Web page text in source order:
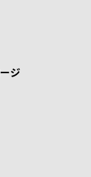
ジ